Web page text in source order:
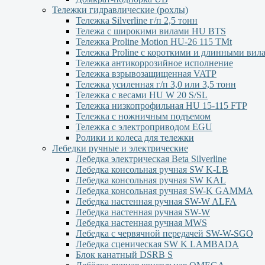
Тележки гидравлические (рохлы)
Тележка Silverline г/п 2,5 тонн
Тележа с широкими вилами HU BTS
Тележка Proline Motion HU-26 115 TMt
Тележка Proline с короткими и длинными
Тележка антикоррозийное исполнение
Тележка взрывозащищенная VATP
Тележка усиленная г/п 3,0 или 3,5 тонн
Тележка с весами HU W 20 S/SL
Тележка низкопрофильная HU 15-115 FTP
Тележка с ножничным подъемом
Тележка с электроприводом EGU
Ролики и колеса для тележки
Лебедки ручные и электрические
Лебедка электрическая Beta Silverline
Лебедка консольная ручная SW K-LB
Лебедка консольная ручная SW KAL
Лебедка консольная ручная SW-K GAMMA
Лебедка настенная ручная SW-W ALFA
Лебедка настенная ручная SW-W
Лебедка настенная ручная MWS
Лебедка с червячной передачей SW-W-SGO
Лебедка сценическая SW K LAMBADA
Блок канатный DSRB S